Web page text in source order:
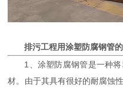
排污工程用涂塑防腐钢管
1、涂塑防腐钢管是一种
材。由于其具有很好的耐腐蚀